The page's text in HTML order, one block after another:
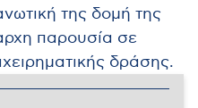
της δομή της
παρουσία σε
δράσης.